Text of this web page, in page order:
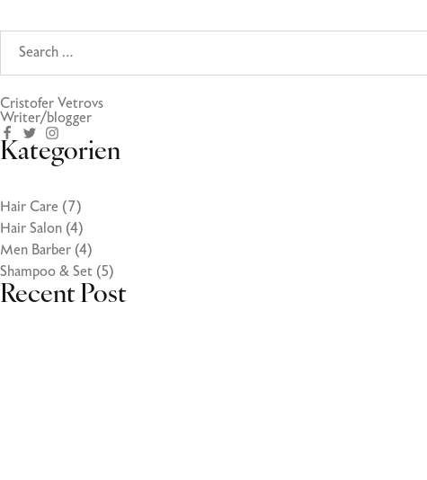
Cristofer Vetrovs
Writer/blogger
Kategorien
Hair Care (7)
Hair Salon (4)
Men Barber (4)
Shampoo & Set (5)
Recent Post